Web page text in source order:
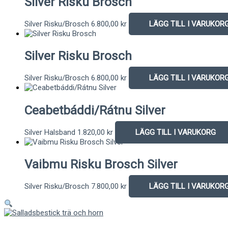
Silver Risku/Brosch 6.800,00 kr LÄGG TILL I
Silver Risku Brosch
Silver Risku/Brosch 6.800,00 kr LÄGG TILL I
Ceabetbáddi/Rátnu Silver
Silver Halsband 1.820,00 kr LÄGG TILL I VARUKORG
Vaibmu Risku Brosch Silver
Silver Risku/Brosch 7.800,00 kr LÄGG TILL I